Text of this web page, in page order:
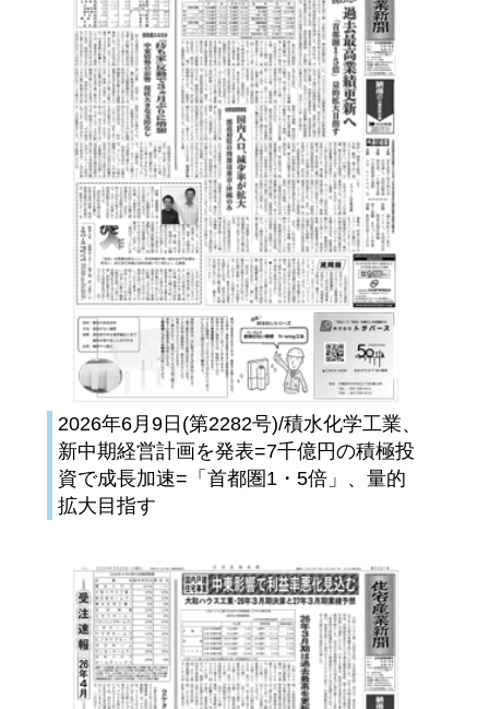
2026年6月9日(第2282号)/積水化学工業、
新中期経営計画を発表=7千億円の積極投
資で成長加速=「首都圏1・5倍」、量的
拡大目指す